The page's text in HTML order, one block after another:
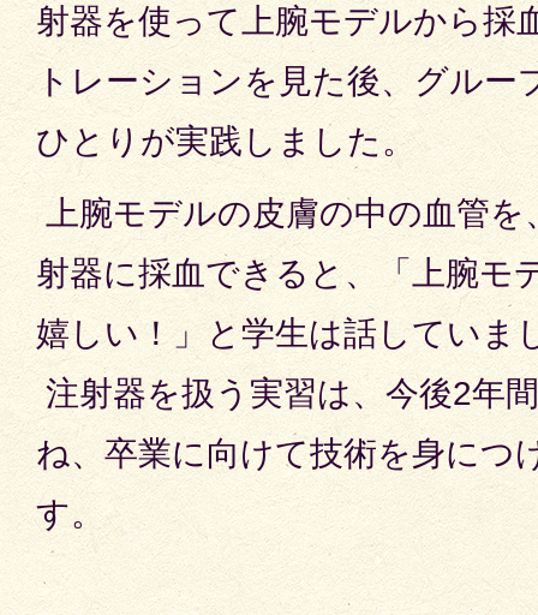
射器を使って上腕モデルから採
トレーションを見た後、グルー
ひとりが実践しました。
上腕モデルの皮膚の中の血管を
射器に採血できると、「上腕モ
嬉しい！」と学生は話していま
注射器を扱う実習は、今後2年
ね、卒業に向けて技術を身につ
す。